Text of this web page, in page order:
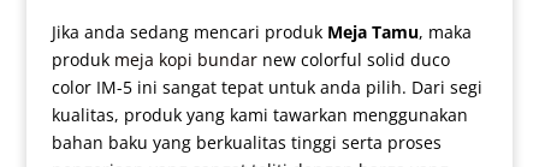
Jika anda sedang mencari produk Meja Tamu, maka
produk meja kopi bundarnew colorful solid duco
color IM-5 ini sangat tepat untuk anda pilih. Dari segi
kualitas, produk yang kami tawarkan menggunakan
bahan baku yang berkualitas tinggi serta proses